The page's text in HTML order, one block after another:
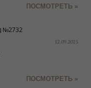
ПОСМОТРЕТЬ »
12.09.2025
ПОСМОТРЕТЬ »